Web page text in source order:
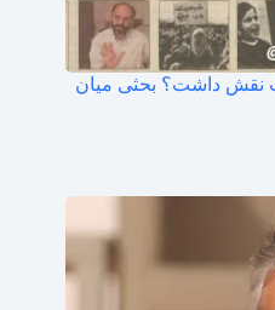
نقش داشت؟ بحثی میان